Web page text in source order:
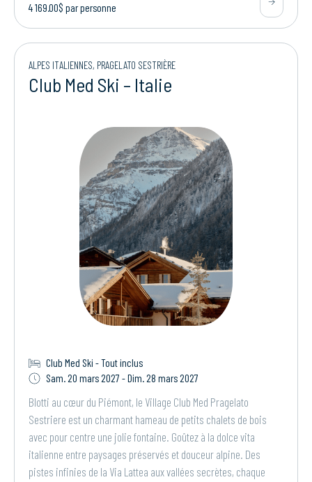
4 169.00$ par personne
ALPES ITALIENNES, PRAGELATO SESTRIÈRE
Club Med Ski – Italie
Club Med Ski - Tout inclus
Sam. 20 mars 2027 - Dim. 28 mars 2027
Blotti au cœur du Piémont, le Village Club Med Pragelato
Sestriere est un charmant hameau de petits chalets de bois
avec pour centre une jolie fontaine. Goûtez à la dolce vita
italienne entre paysages préservés et douceur alpine. Des
pistes infinies de la Via Lattea aux vallées secrètes, chaque